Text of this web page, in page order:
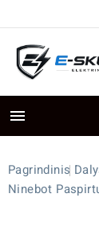

Pagrindinis
Ninebot